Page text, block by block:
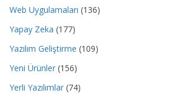
Web Uygulamaları (136)
Yapay Zeka (177)
Yazılım Geliştirme (109)
Yeni Ürünler (156)
Yerli Yazılımlar (74)